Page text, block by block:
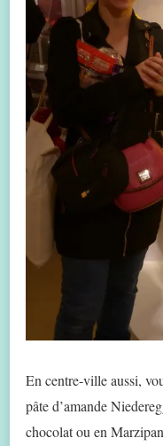
En centre-ville aussi,
pâte d’amande
chocolat ou en